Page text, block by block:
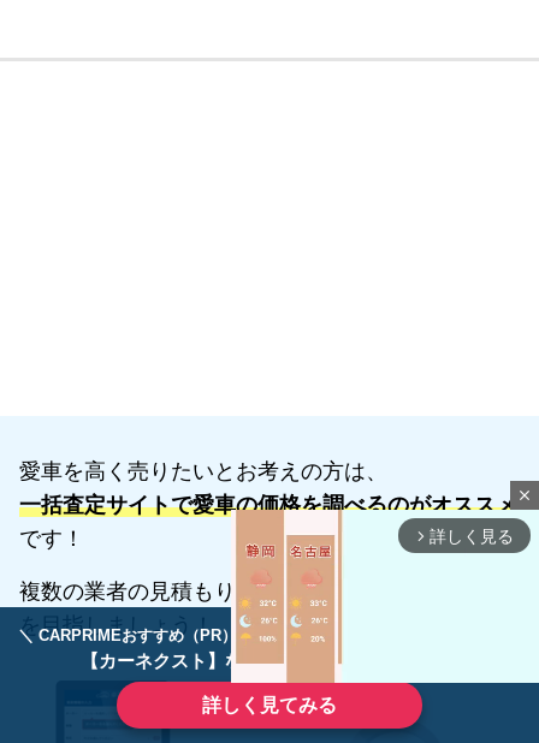
＼ CARPRIMEおすすめ（PR） ／ディーラーで手放すのはもったいない！
【カーネクスト】ならどんなクルマも高価買取
詳しく見てみる
愛車を高く売りたいとお考えの方は、
一括査定サイトで愛車の価格を調べるのがオススメ
です！
複数の業者の見積もりを比較して
を目指しましょう！
close
arrow_forward_ios 詳しく見る